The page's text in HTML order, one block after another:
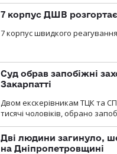
7 корпус ДШВ
7 корпус швидкого
Суд обрав запобіжні
Закарпатті
Двом екскерівникам ТЦК та
тисячі чоловіків, обрано
Дві людини загинуло,
на Дніпропетровщині